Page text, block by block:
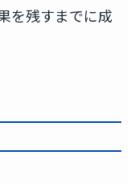
を残すまでに成